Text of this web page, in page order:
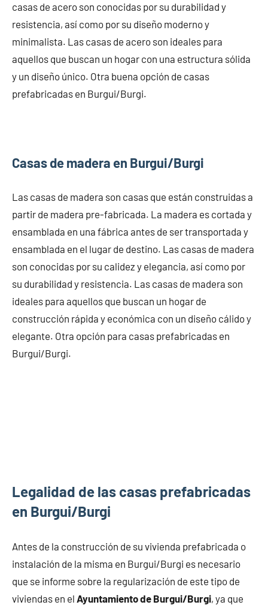
casas de acero son conocidas por su durabilidad y
resistencia, así como por su diseño moderno y
minimalista. Las casas de acero son ideales para
aquellos que buscan un hogar con una estructura sólida
y un diseño único. Otra buena opción de casas
prefabricadas en Burgui/Burgi.
Casas de madera en Burgui/Burgi
Las casas de madera son casas que están construidas a
partir de madera pre-fabricada. La madera es cortada y
ensamblada en una fábrica antes de ser transportada y
ensamblada en el lugar de destino. Las casas de madera
son conocidas por su calidez y elegancia, así como por
su durabilidad y resistencia. Las casas de madera son
ideales para aquellos que buscan un hogar de
construcción rápida y económica con un diseño cálido y
elegante. Otra opción para casas prefabricadas en
Burgui/Burgi.
Legalidad de las casas prefabricadas
en Burgui/Burgi
Antes de la construcción de su vivienda prefabricada o
instalación de la misma en Burgui/Burgi es necesario
que se informe sobre la regularización de este tipo de
viviendas en el Ayuntamiento de Burgui/Burgi, ya que